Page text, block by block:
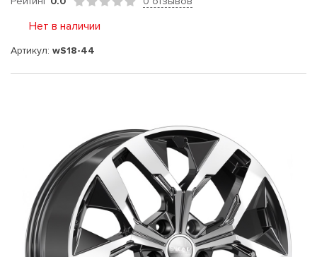
Нет в наличии
Артикул: wS18-44